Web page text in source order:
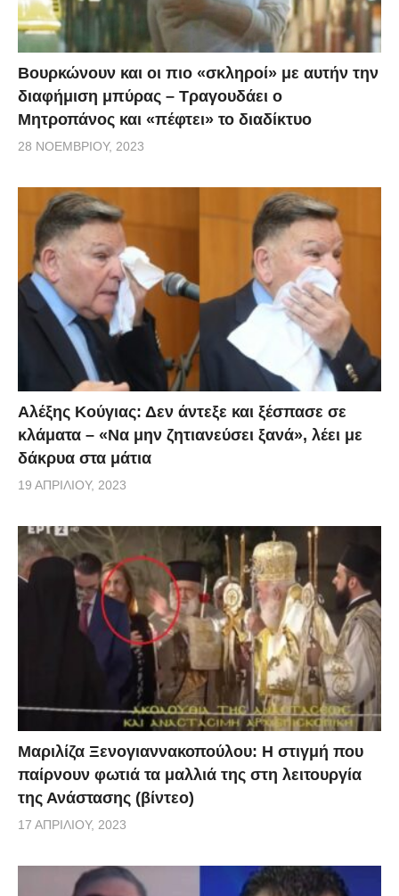
κορονοϊό στο παρελθόν..
Βουρκώνουν και οι πιο «σκληροί» με αυτήν την
διαφήμιση μπύρας – Τραγουδάει ο
Μητροπάνος και «πέφτει» το διαδίκτυο
28 ΝΟΕΜΒΡΊΟΥ, 2023
Αλέξης Κούγιας: Δεν άντεξε και ξέσπασε σε
κλάματα – «Να μην ζητιανεύσει ξανά», λέει με
δάκρυα στα μάτια
19 ΑΠΡΙΛΊΟΥ, 2023
Μαριλίζα Ξενογιαννακοπούλου: Η στιγμή που
παίρνουν φωτιά τα μαλλιά της στη λειτουργία
της Ανάστασης (βίντεο)
17 ΑΠΡΙΛΊΟΥ, 2023